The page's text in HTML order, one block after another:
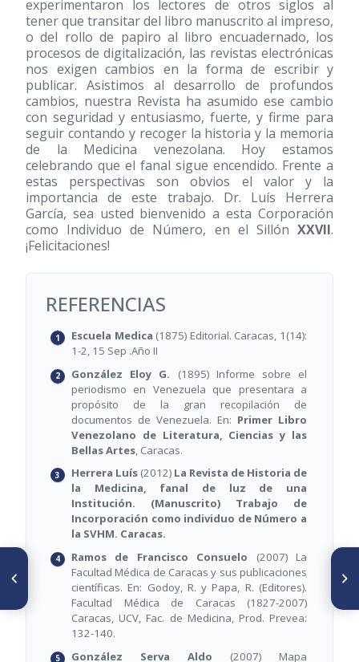
experimentaron los lectores de otros siglos al
tener que transitar del libro manuscrito al impreso,
o del rollo de papiro al libro encuadernado, los
procesos de digitalización, las revistas electrónicas
nos exigen cambios en la forma de escribir y
publicar. Asistimos al desarrollo de profundos
cambios, nuestra Revista ha asumido ese cambio
con seguridad y entusiasmo, fuerte, y firme para
seguir contando y recoger la historia y la memoria
de la Medicina venezolana. Hoy estamos
celebrando que el fanal sigue encendido. Frente a
estas perspectivas son obvios el valor y la
importancia de este trabajo. Dr. Luís Herrera
García, sea usted bienvenido a esta Corporación
como Individuo de Número, en el Sillón XXVII.
¡Felicitaciones!
REFERENCIAS
Escuela Medica (1875) Editorial. Caracas, 1(14):
1-2, 15 Sep .Año II
González Eloy G.
(1895) Informe sobre el
periodismo en Venezuela que presentara a
propósito de la gran recopilación de
documentos de Venezuela. En: Primer Libro
Venezolano de Literatura, Ciencias y las
Bellas Artes, Caracas.
Herrera Luís (2012) La Revista de Historia de
la Medicina, fanal de luz de una
Institución. (Manuscrito) Trabajo de
Incorporación como individuo de Número a
la SVHM. Caracas.
Ramos de Francisco Consuelo
(2007) La
Facultad Médica de Caracas y sus publicaciones
científicas. En: Godoy, R. y Papa, R. (Editores).
Facultad Médica de Caracas (1827-2007)
Caracas, UCV, Fac. de Medicina, Prod. Prevea:
132-140.
González Serva Aldo
(2007) Mapa
ARTÍCULO ANTERIOR
La Revista de Historia de la
Medicina, Fanal de luz de una
institución
SIGUIENTE ARTÍCULO
Sobre el bicentenario, con
dudas